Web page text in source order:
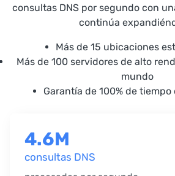
consultas DNS por segundo con
continúa
Más de 15 ubicaciones
Más de 100 servidores de alto
mundo
Garantía de 100% de
4.6M
consultas DNS